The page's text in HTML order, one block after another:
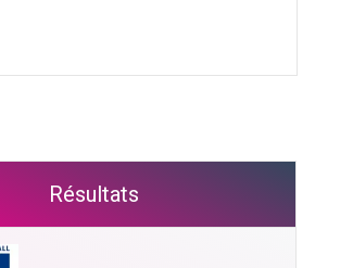
Résultats